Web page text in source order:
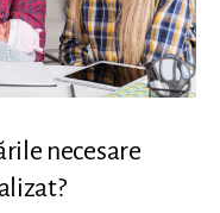
necesare